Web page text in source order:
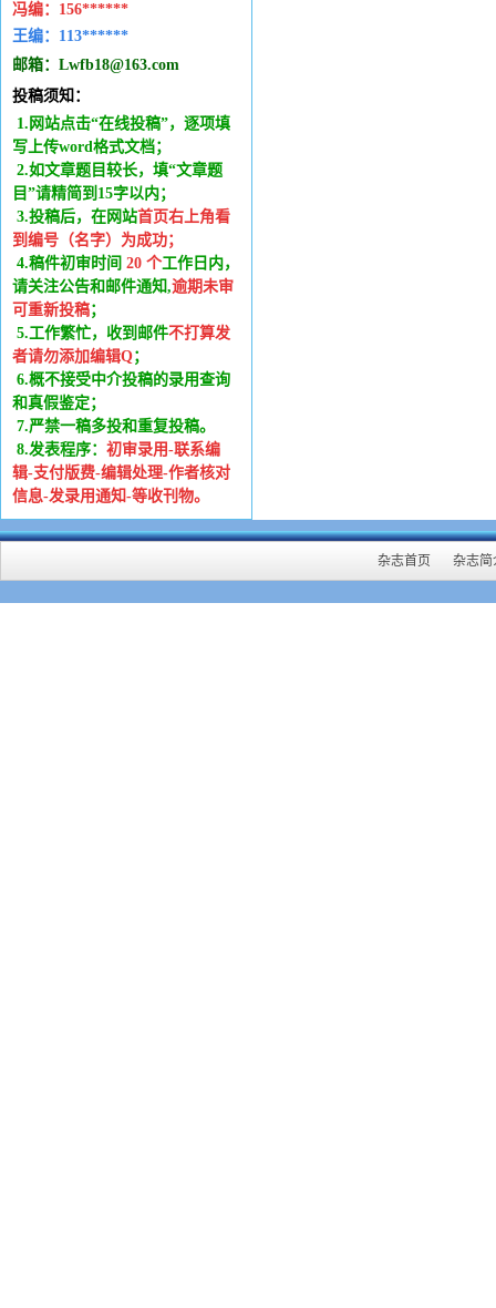
冯编： 156******
王编： 113******
邮箱： Lwfb18@163.com
投稿须知：
1.网站点击“在线投稿”，逐项填
写上传word格式文档；
2.如文章题目较长，填“文章题
目”请精简到15字以内；
3.投稿后，在网站首页右上角看
到编号（名字）为成功；
4.稿件初审时间 20 个工作日内 ，
请关注公告和邮件通知,逾期未审
可重新投稿；
5.工作繁忙，收到邮件不打算发
者请勿添加编辑Q；
6.概不接受中介投稿的录用查询
和真假鉴定；
7.严禁一稿多投和重复投稿。
8.发表程序： 初审录用-联系编
辑-支付版费-编辑处理-作者核对
信息-发录用通知-等收刊物。
杂志首页 杂志简